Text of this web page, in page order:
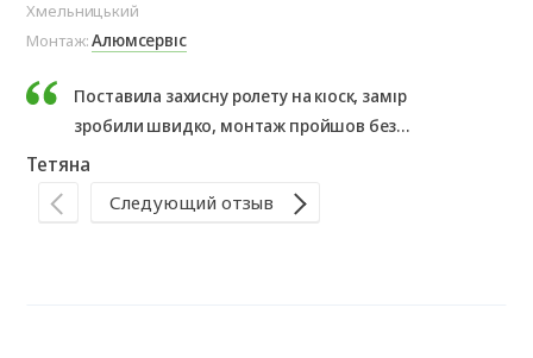
Хмельницький
Монтаж:Алюмсервіс
Поставила захисну ролету на кіоск, замір
зробили швидко, монтаж пройшов без
проблем. Результатом дуже задоволена,
Тетяна
Следующий отзыв